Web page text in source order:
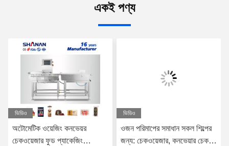
একই পণ্য
ভিডিও
অটোমেটিক ওয়েজিং কনভেয়র
চেকওয়েজার ফুড প্যাকেজিং
ভিডিও
ওজন পরিমাপের সমাধান সকল শিল্পের
জন্য: চেকওয়েজার, কনভেয়ার চেক